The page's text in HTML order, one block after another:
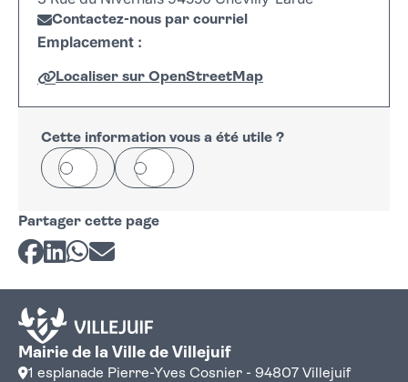
Contactez-nous par courriel
Emplacement :
Localiser sur OpenStreetMap
+
−
Leaflet
Cette information vous a été utile ?
Oui Non
Partager cette page
Partager sur Facebook
Partager sur LinkedIn
Partager sur Whatsapp
Partager par courriel
Mairie de la Ville de Villejuif
1 esplanade Pierre-Yves Cosnier - 94807 Villejuif